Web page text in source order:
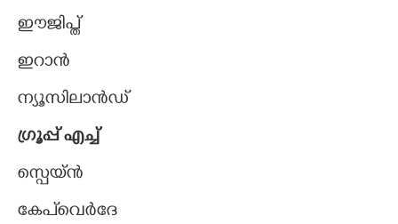
ഈജിപ്ത്
ഇറാൻ
ന്യൂസിലാൻഡ്
ഗ്രൂപ്പ് എച്ച്
സ്പെയ്ൻ
കേപ്‌വെർദേ